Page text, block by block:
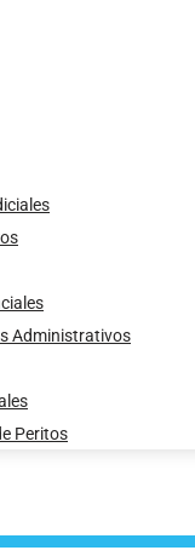
Administrativos
Peritos